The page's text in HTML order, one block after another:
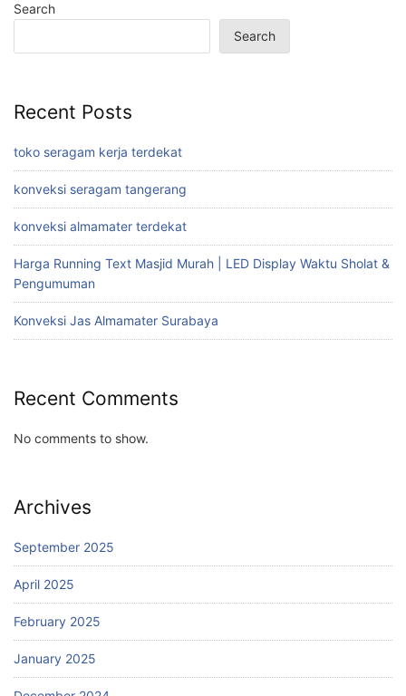
Search
Search
Recent Posts
toko seragam kerja terdekat
konveksi seragam tangerang
konveksi almamater terdekat
Harga Running Text Masjid Murah | LED Display Waktu Sholat &
Pengumuman
Konveksi Jas Almamater Surabaya
Recent Comments
No comments to show.
Archives
September 2025
April 2025
February 2025
January 2025